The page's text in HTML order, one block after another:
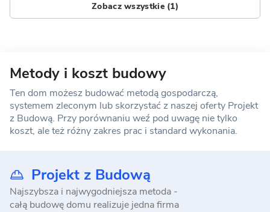
Zobacz wszystkie (1)
Metody i koszt budowy
Ten dom możesz budować metodą gospodarczą,
systemem zleconym lub skorzystać z naszej oferty Projekt
z Budową. Przy porównaniu weź pod uwagę nie tylko
koszt, ale też różny zakres prac i standard wykonania.
Projekt z Budową
Najszybsza i najwygodniejsza metoda -
całą budowę domu realizuje jedna firma